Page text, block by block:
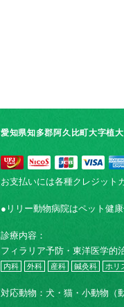
愛知県知多郡阿久比町大字植
お支払いには各種クレジット
●リリー動物病院はペット健
診療内容：
フィラリア予防・東洋医学的
内科 外科 産科 鍼灸科 ホリ
対応動物：犬・猫・小動物（